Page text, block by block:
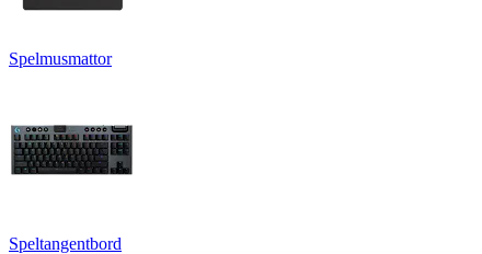
Spelmusmattor
Speltangentbord